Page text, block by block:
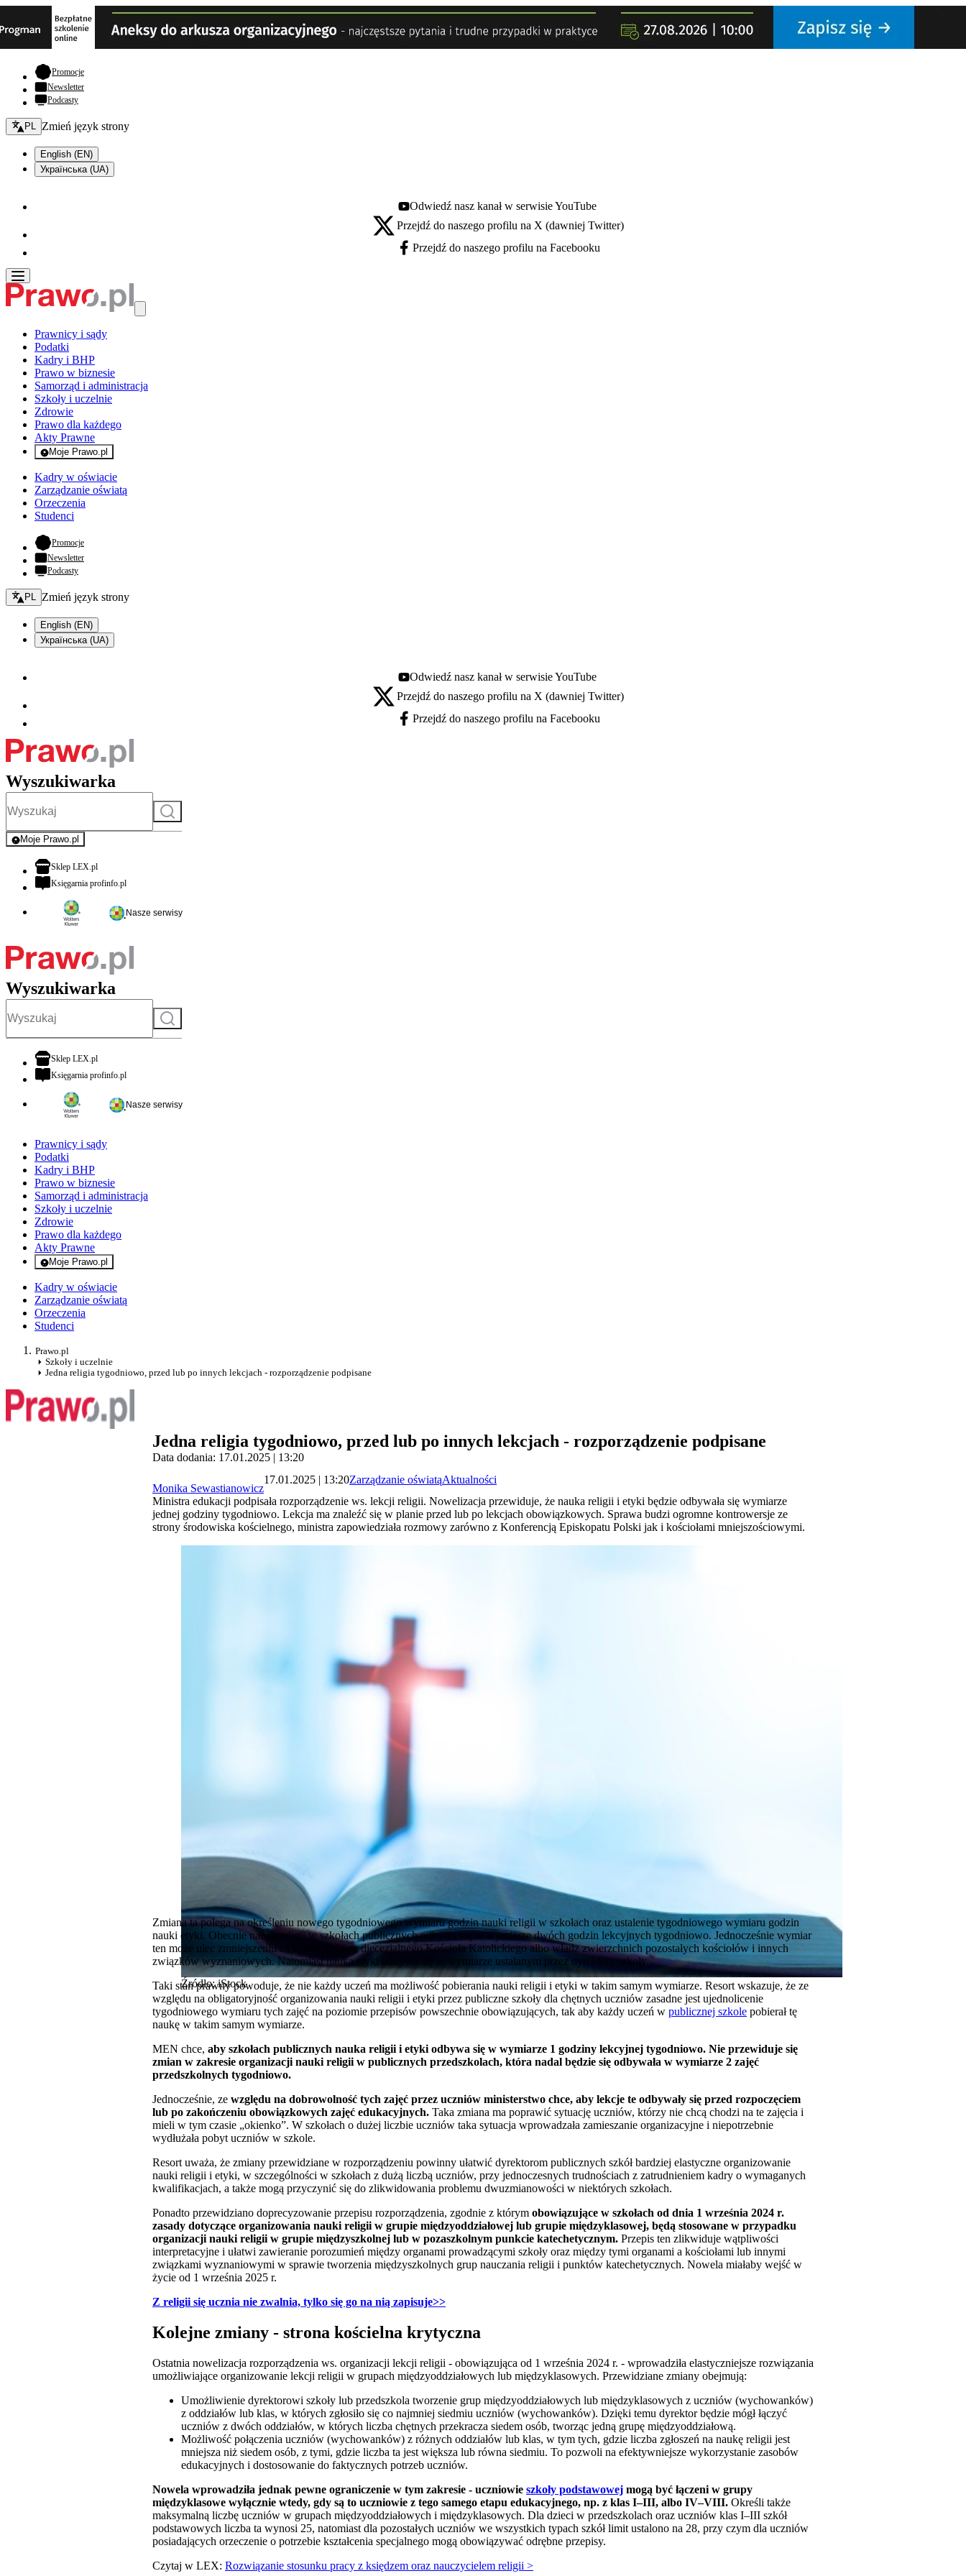
Promocje- otwiera się w nowej karcie
Newsletter
Podcasty
Zmień język - bieżący:
PL Zmień język strony
English (EN)
Українська (UA)
Youtube - otwiera się w nowej karcie
Odwiedź nasz kanał w serwisie YouTube
X - otwiera się w nowej karcie
Przejdź do naszego profilu na X (dawniej Twitter)
Facebook - otwiera się w nowej karcie
Przejdź do naszego profilu na Facebooku
Prawnicy i sądy
Podatki
Kadry i BHP
Prawo w biznesie
Samorząd i administracja
Szkoły i uczelnie
Zdrowie
Prawo dla każdego
Akty Prawne
Moje Prawo.pl
- rejestracja i logowanie do serwisu
Kadry w oświacie
Zarządzanie oświatą
Orzeczenia
Studenci
Promocje- otwiera się w nowej karcie
Newsletter
Podcasty
Zmień język - bieżący:
PL Zmień język strony
English (EN)
Українська (UA)
Youtube - otwiera się w nowej karcie
Odwiedź nasz kanał w serwisie YouTube
X - otwiera się w nowej karcie
Przejdź do naszego profilu na X (dawniej Twitter)
Facebook - otwiera się w nowej karcie
Przejdź do naszego profilu na Facebooku
Wyszukiwarka
Szukaj
Moje Prawo.pl
- rejestracja i logowanie do serwisu
Sklep LEX.plotwiera się w nowej karcie
Księgarnia profinfo.plotwiera się w nowej karcie
Nasze serwisy
Wyszukiwarka
Szukaj
Sklep LEX.plotwiera się w nowej karcie
Księgarnia profinfo.plotwiera się w nowej karcie
Nasze serwisy
Prawnicy i sądy
Podatki
Kadry i BHP
Prawo w biznesie
Samorząd i administracja
Szkoły i uczelnie
Zdrowie
Prawo dla każdego
Akty Prawne
Moje Prawo.pl
- rejestracja i logowanie do serwisu
Kadry w oświacie
Zarządzanie oświatą
Orzeczenia
Studenci
Prawo.pl
Szkoły i uczelnie
Jedna religia tygodniowo, przed lub po innych lekcjach - rozporządzenie podpisane
Jedna religia tygodniowo, przed lub po innych lekcjach - rozporządzenie podpisane
Data dodania: 17.01.2025 | 13:20
Monika Sewastianowicz
17.01.2025 | 13:20Zarządzanie oświatąAktualności
Ministra edukacji podpisała rozporządzenie ws. lekcji religii. Nowelizacja przewiduje, że nauka religii i etyki będzie odbywała się wymiarze
jednej godziny tygodniowo. Lekcja ma znaleźć się w planie przed lub po lekcjach obowiązkowych. Sprawa budzi ogromne kontrowersje ze
strony środowiska kościelnego, ministra zapowiedziała rozmowy zarówno z Konferencją Episkopatu Polski jak i kościołami mniejszościowymi.
Źródło: iStock
Zmiana ta polega na określeniu nowego tygodniowego wymiaru godzin nauki religii w szkołach oraz ustalenie tygodniowego wymiaru godzin
nauki etyki. Obecnie nauka religii w szkołach publicznych odbywa się w wymiarze dwóch godzin lekcyjnych tygodniowo. Jednocześnie wymiar
ten może ulec zmniejszeniu za zgodą biskupa diecezjalnego Kościoła Katolickiego albo władz zwierzchnich pozostałych kościołów i innych
związków wyznaniowych. Natomiast nauka etyki odbywa się w wymiarze ustalanym przez dyrektora szkoły.
Taki stan prawny powoduje, że nie każdy uczeń ma możliwość pobierania nauki religii i etyki w takim samym wymiarze. Resort wskazuje, że ze
względu na obligatoryjność organizowania nauki religii i etyki przez publiczne szkoły dla chętnych uczniów zasadne jest ujednolicenie
tygodniowego wymiaru tych zajęć na poziomie przepisów powszechnie obowiązujących, tak aby każdy uczeń w publicznej szkole pobierał tę
naukę w takim samym wymiarze.
MEN chce, aby szkołach publicznych nauka religii i etyki odbywa się w wymiarze 1 godziny lekcyjnej tygodniowo. Nie przewiduje się
zmian w zakresie organizacji nauki religii w publicznych przedszkolach, która nadal będzie się odbywała w wymiarze 2 zajęć
przedszkolnych tygodniowo.
Jednocześnie, ze względu na dobrowolność tych zajęć przez uczniów ministerstwo chce, aby lekcje te odbywały się przed rozpoczęciem
lub po zakończeniu obowiązkowych zajęć edukacyjnych. Taka zmiana ma poprawić sytuację uczniów, którzy nie chcą chodzi na te zajęcia i
mieli w tym czasie „okienko”. W szkołach o dużej liczbie uczniów taka sytuacja wprowadzała zamieszanie organizacyjne i niepotrzebnie
wydłużała pobyt uczniów w szkole.
Resort uważa, że zmiany przewidziane w rozporządzeniu powinny ułatwić dyrektorom publicznych szkół bardziej elastyczne organizowanie
nauki religii i etyki, w szczególności w szkołach z dużą liczbą uczniów, przy jednoczesnych trudnościach z zatrudnieniem kadry o wymaganych
kwalifikacjach, a także mogą przyczynić się do zlikwidowania problemu dwuzmianowości w niektórych szkołach.
Ponadto przewidziano doprecyzowanie przepisu rozporządzenia, zgodnie z którym obowiązujące w szkołach od dnia 1 września 2024 r.
zasady dotyczące organizowania nauki religii w grupie międzyoddziałowej lub grupie międzyklasowej, będą stosowane w przypadku
organizacji nauki religii w grupie międzyszkolnej lub w pozaszkolnym punkcie katechetycznym. Przepis ten zlikwiduje wątpliwości
interpretacyjne i ułatwi zawieranie porozumień między organami prowadzącymi szkoły oraz między tymi organami a kościołami lub innymi
związkami wyznaniowymi w sprawie tworzenia międzyszkolnych grup nauczania religii i punktów katechetycznych. Nowela miałaby wejść w
życie od 1 września 2025 r.
Z religii się ucznia nie zwalnia, tylko się go na nią zapisuje>>
Kolejne zmiany - strona kościelna krytyczna
Ostatnia nowelizacja rozporządzenia ws. organizacji lekcji religii - obowiązująca od 1 września 2024 r. - wprowadziła elastyczniejsze rozwiązania
umożliwiające organizowanie lekcji religii w grupach międzyoddziałowych lub międzyklasowych. Przewidziane zmiany obejmują:
Umożliwienie dyrektorowi szkoły lub przedszkola tworzenie grup międzyoddziałowych lub międzyklasowych z uczniów (wychowanków)
z oddziałów lub klas, w których zgłosiło się co najmniej siedmiu uczniów (wychowanków). Dzięki temu dyrektor będzie mógł łączyć
uczniów z dwóch oddziałów, w których liczba chętnych przekracza siedem osób, tworząc jedną grupę międzyoddziałową.
Możliwość połączenia uczniów (wychowanków) z różnych oddziałów lub klas, w tym tych, gdzie liczba zgłoszeń na naukę religii jest
mniejsza niż siedem osób, z tymi, gdzie liczba ta jest większa lub równa siedmiu. To pozwoli na efektywniejsze wykorzystanie zasobów
edukacyjnych i dostosowanie do faktycznych potrzeb uczniów.
Nowela wprowadziła jednak pewne ograniczenie w tym zakresie - uczniowie szkoły podstawowej mogą być łączeni w grupy
międzyklasowe wyłącznie wtedy, gdy są to uczniowie z tego samego etapu edukacyjnego, np. z klas I–III, albo IV–VIII. Określi także
maksymalną liczbę uczniów w grupach międzyoddziałowych i międzyklasowych. Dla dzieci w przedszkolach oraz uczniów klas I–III szkół
podstawowych liczba ta wynosi 25, natomiast dla pozostałych uczniów we wszystkich typach szkół limit ustalono na 28, przy czym dla uczniów
posiadających orzeczenie o potrzebie kształcenia specjalnego mogą obowiązywać odrębne przepisy.
Czytaj w LEX: Rozwiązanie stosunku pracy z księdzem oraz nauczycielem religii >